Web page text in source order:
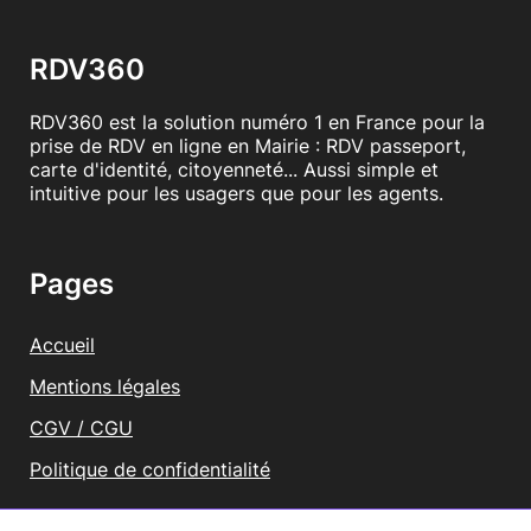
RDV360
RDV360 est la solution numéro 1 en France pour la
prise de RDV en ligne en Mairie : RDV passeport,
carte d'identité, citoyenneté... Aussi simple et
intuitive pour les usagers que pour les agents.
Pages
Accueil
Mentions légales
CGV / CGU
Politique de confidentialité